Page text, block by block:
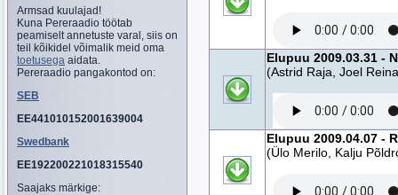
Armsad kuulajad!
Kuna Pereraadio töötab
peamiselt annetuste varal, siis on
teil kõikidel võimalik meid oma
toetusega aidata.
Pereraadio pangakontod on:
SEB
EE441010152001639004
Swedbank
EE192200221018315540
Saajaks märkige:
Elupuu 2009.03.31 -
(Astrid Raja, Joel
Elupuu 2009.04.07 -
(Ülo Merilo, Kalju